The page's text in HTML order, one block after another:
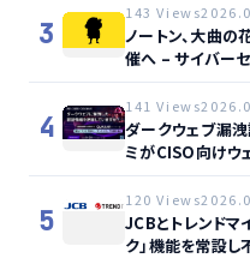
3
143 Views
ノートン、大曲の
催へ – サイバー
4
141 Views
ダークウェブ漏
ミがCISO向けウ
5
120 Views
JCBとトレンドマ
ク」機能を常設